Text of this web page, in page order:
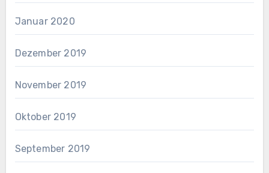
Januar 2020
Dezember 2019
November 2019
Oktober 2019
September 2019